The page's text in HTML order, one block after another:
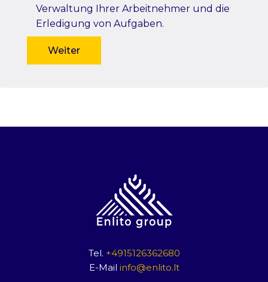
Verwaltung Ihrer Arbeitnehmer und die
Erledigung von Aufgaben.
Weiter
Tel. +4915126362680
E-Mail info@enlito.lt